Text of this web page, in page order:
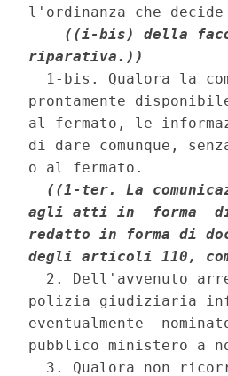
l'ordinanza che
((i-bis) della
riparativa.))
1-bis. Qualora la
prontamente
al fermato, le
di dare comunque,
o al fermato.
((1-ter. La
agli atti in  forma  di
redatto in forma di
degli articoli 110,
2. Dell'avvenuto
polizia giudiziaria
eventualmente
pubblico ministero a
3. Qualora non